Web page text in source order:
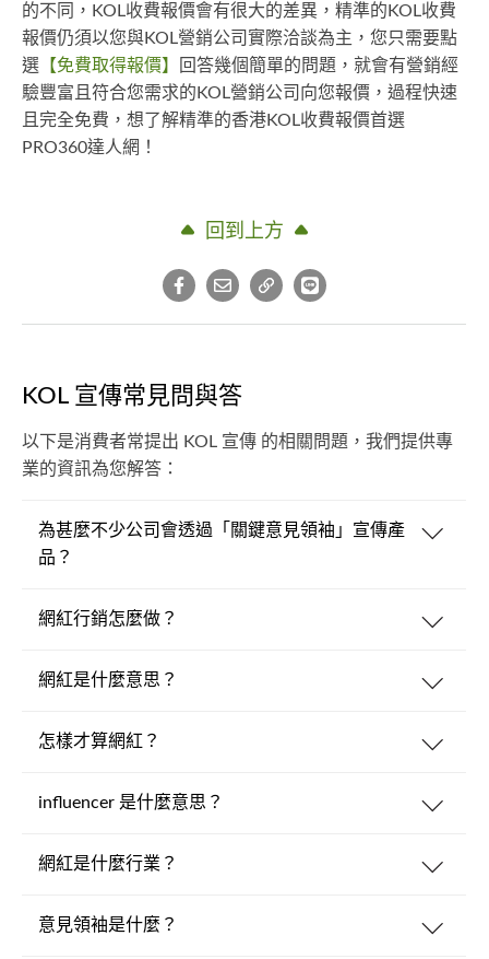
的不同，KOL收費報價會有很大的差異，精準的KOL收費
報價仍須以您與KOL營銷公司實際洽談為主，您只需要點
選 【免費取得報價】
回答幾個簡單的問題，就會有營銷經
驗豐富且符合您需求的KOL營銷公司向您報價，過程快速
且完全免費，想了解精準的香港KOL收費報價首選
PRO360達人網！
回到上方
KOL 宣傳常見問與答
以下是消費者常提出 KOL 宣傳 的相關問題，我們提供專
業的資訊為您解答：
為甚麼不少公司會透過「關鍵意見領袖」宣傳產
品？
網紅行銷怎麼做？
網紅是什麼意思？
怎樣才算網紅？
influencer 是什麼意思？
網紅是什麼行業？
意見領袖是什麼？